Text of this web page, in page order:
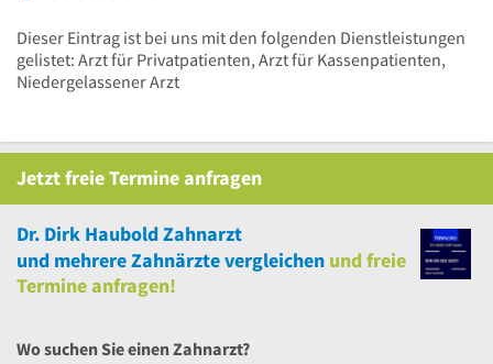
Dieser Eintrag ist bei uns mit den folgenden Dienstleistungen
gelistet: Arzt für Privatpatienten, Arzt für Kassenpatienten,
Niedergelassener Arzt
JetztfreieTermine anfragen
Dr. Dirk Haubold Zahnarzt
und mehrereZahnärzte vergleichen undfreie
Termine anfragen!
Wo suchen Sie einen Zahnarzt?